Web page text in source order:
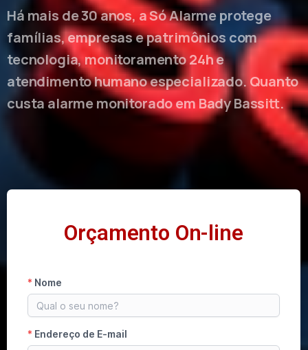
Há mais de 30 anos, a Só Alarme protege
famílias, empresas e patrimônios com
tecnologia, monitoramento 24h e
atendimento humano especializado. Quanto
custa alarme monitorado em Bady Bassitt.
Orçamento On-line